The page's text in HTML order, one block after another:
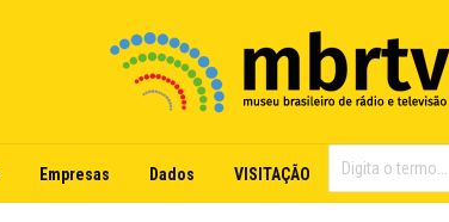
Empresas Dados VISITAÇÃO